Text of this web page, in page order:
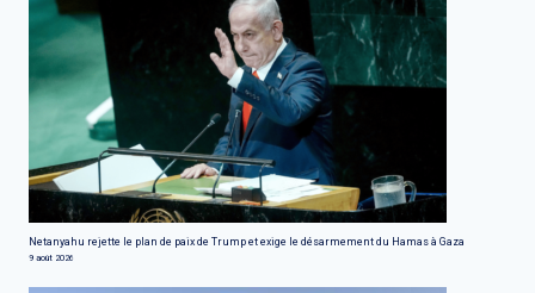
Netanyahu rejette le plan de paix de Trump et exige le désarmement du Hamas à Gaza
9 août 2026